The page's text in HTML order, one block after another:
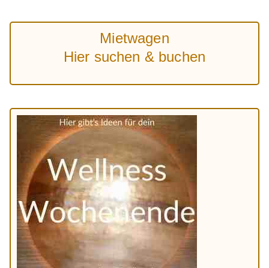
Mietwagen
Hier suchen & buchen